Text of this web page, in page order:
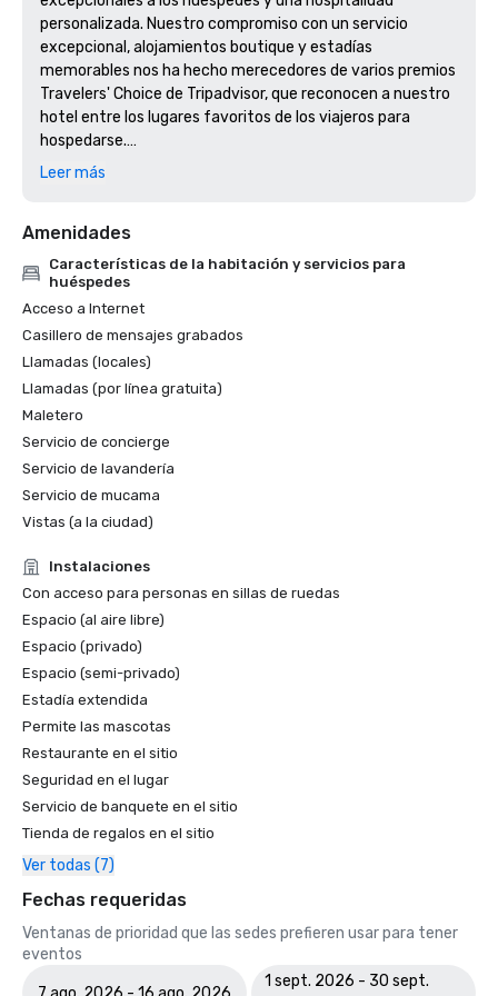
personalizada. Nuestro compromiso con un servicio
excepcional, alojamientos boutique y estadías
memorables nos ha hecho merecedores de varios premios
Travelers' Choice de Tripadvisor, que reconocen a nuestro
hotel entre los lugares favoritos de los viajeros para
hospedarse.
Se otorga a los hoteles que han obtenido
constantemente opiniones y valoraciones sobresalientes
de los viajeros durante el último año. El premio Travellers'
Choice reconoce a los hoteles que ofrecen un servicio
excepcional, alojamientos de calidad y experiencias
Indigo Austin Downtown — University entre los hoteles
mejor valorados de Tripadvisor en todo el mundo. Ya sea
que nos visiten por negocios, reuniones o placer, los
huéspedes siguen reconociendo nuestro compromiso con
la auténtica hospitalidad de Austin.
Premio Travelers' Choice de Tripadvisor 2025
Recibir el premio Travellers' Choice por segundo año
consecutivo refleja nuestra dedicación continua para
brindar una satisfacción excepcional a los huéspedes, un
servicio personalizado y una experiencia de hotel boutique
inspirada en la cultura y la energía del centro de Austin.
Tanto los planificadores de reuniones como los asistentes
se benefician de nuestro atento personal, espacios
flexibles para eventos y una ubicación privilegiada en el
corazón del Distrito Cultural de Red River.
Premio Travelers' Choice de Tripadvisor 2024
Este reconocimiento destaca nuestro compromiso de
brindar una hospitalidad excepcional y constante y
boutique preferidos del centro de Austin. Desde
habitaciones cuidadosamente diseñadas y restaurantes
de inspiración local hasta experiencias de reuniones
creativas y un servicio personalizado, cada aspecto del
Leer más
Amenidades
Características de la habitación y servicios para
huéspedes
Acceso a Internet
Casillero de mensajes grabados
Llamadas (locales)
Llamadas (por línea gratuita)
Maletero
Servicio de concierge
Servicio de lavandería
Servicio de mucama
Vistas (a la ciudad)
Instalaciones
Con acceso para personas en sillas de ruedas
Espacio (al aire libre)
Espacio (privado)
Espacio (semi-privado)
Estadía extendida
Permite las mascotas
Restaurante en el sitio
Seguridad en el lugar
Servicio de banquete en el sitio
Tienda de regalos en el sitio
Ver todas (7)
Fechas requeridas
Ventanas de prioridad que las sedes prefieren usar para tener
eventos
1 sept. 2026 - 30 sept.